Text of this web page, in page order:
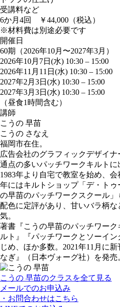
受講料など
6か月4回 ￥44,000（税込）
※材料費は別途必要です
開催日
60期（2026年10月〜2027年3月）
2026年10月7日(水) 10:30 – 15:00
2026年11月11日(水) 10:30 – 15:00
2027年2月3日(水) 10:30 – 15:00
2027年3月3日(水) 10:30 – 15:00
（昼食1時間含む）
講師
こうの 早苗
こうの さなえ
福岡市在住。
広告会社のグラフィックデザイ
通点の多いパッチワークキルトに
1983年より自宅で教室を始め、
年にはキルトショップ「デ・ト
の早苗のパッチワークスクール」
配色に定評があり、甘いバラ柄な
気。
著書『こうの早苗のパッチワー
ルト』『パッチワークとソーイ
じめ、ほか多数。2021年11月に
なぎ』（日本ヴォーグ社）を発売
こうの 早苗のクラスを全て見る
メールでのお申込み
・お問合わせはこちら